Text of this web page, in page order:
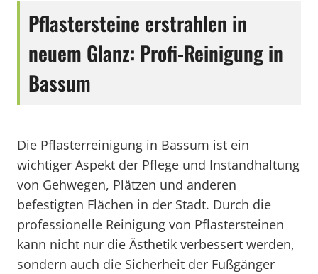
Pflastersteine erstrahlen in
neuem Glanz: Profi-Reinigung in
Bassum
Die Pflasterreinigung in Bassum ist ein
wichtiger Aspekt der Pflege und Instandhaltung
von Gehwegen, Plätzen und anderen
befestigten Flächen in der Stadt. Durch die
professionelle Reinigung von Pflastersteinen
kann nicht nur die Ästhetik verbessert werden,
sondern auch die Sicherheit der Fußgänger